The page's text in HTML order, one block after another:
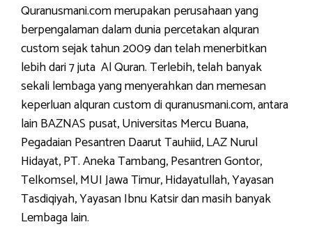
Quranusmani.com merupakan perusahaan yang
berpengalaman dalam dunia percetakan alquran
custom sejak tahun 2009 dan telah menerbitkan
lebih dari 7 juta Al Quran. Terlebih, telah banyak
sekali lembaga yang menyerahkan dan memesan
keperluan alquran custom di quranusmani.com, antara
lain BAZNAS pusat, Universitas Mercu Buana,
Pegadaian Pesantren Daarut Tauhiid, LAZ Nurul
Hidayat, PT. Aneka Tambang, Pesantren Gontor,
Telkomsel, MUI Jawa Timur, Hidayatullah, Yayasan
Tasdiqiyah, Yayasan Ibnu Katsir dan masih banyak
Lembaga lain.